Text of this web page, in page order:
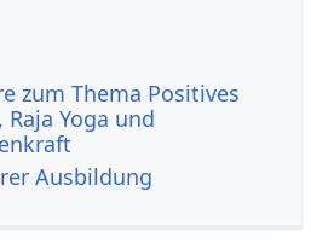
zum Thema Positives
Raja Yoga und
Ausbildung